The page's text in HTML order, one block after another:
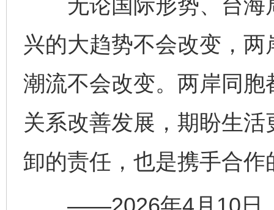
无论国际形势、台海
兴的大趋势不会改变，
潮流不会改变。两岸同
关系改善发展，期盼生
卸的责任，也是携手合作